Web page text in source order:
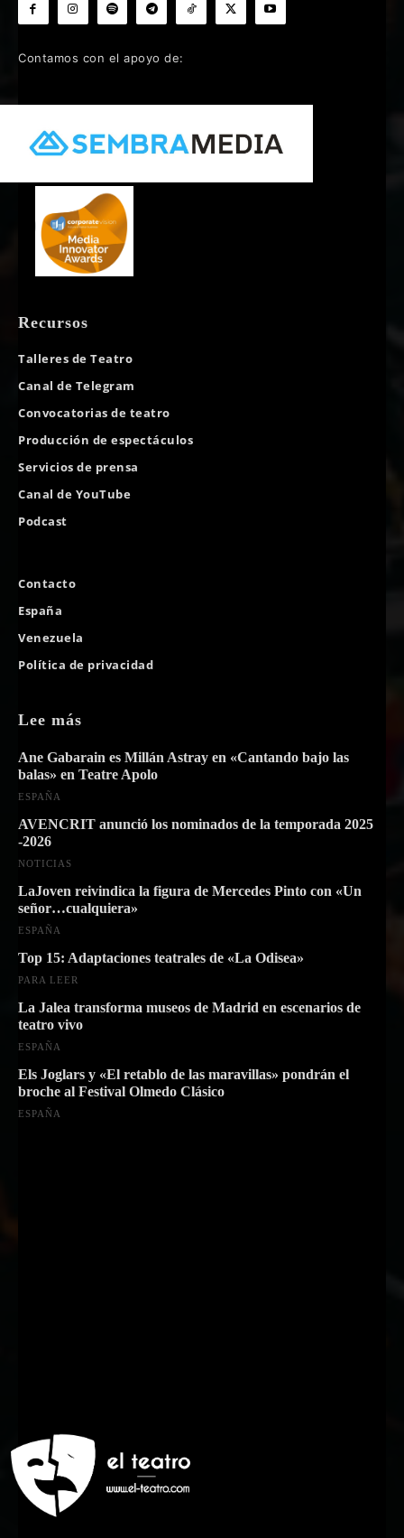
Contamos con el apoyo de:
Recursos
Talleres de Teatro
Canal de Telegram
Convocatorias de teatro
Producción de espectáculos
Servicios de prensa
Canal de YouTube
Podcast
Contacto
España
Venezuela
Política de privacidad
Lee más
Ane Gabarain es Millán Astray en «Cantando bajo las
balas» en Teatre Apolo
ESPAÑA
AVENCRIT anunció los nominados de la temporada 2025
-2026
NOTICIAS
LaJoven reivindica la figura de Mercedes Pinto con «Un
señor…cualquiera»
ESPAÑA
Top 15: Adaptaciones teatrales de «La Odisea»
PARA LEER
La Jalea transforma museos de Madrid en escenarios de
teatro vivo
ESPAÑA
Els Joglars y «El retablo de las maravillas» pondrán el
broche al Festival Olmedo Clásico
ESPAÑA